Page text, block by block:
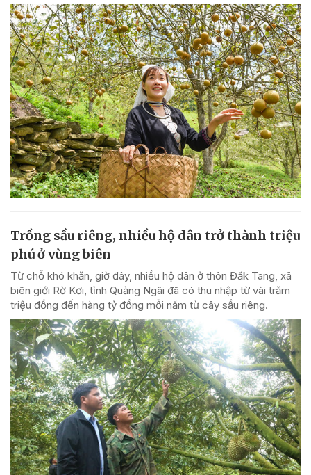
Trồng sầu riêng, nhiều hộ dân trở thành triệu
phú ở vùng biên
Từ chỗ khó khăn, giờ đây, nhiều hộ dân ở thôn Đăk Tang, xã
biên giới Rờ Kơi, tỉnh Quảng Ngãi đã có thu nhập từ vài trăm
triệu đồng đến hàng tỷ đồng mỗi năm từ cây sầu riêng.